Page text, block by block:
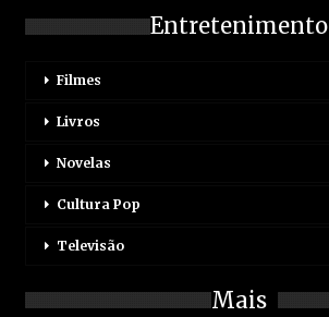
Entretenimento
Filmes
Livros
Novelas
Cultura Pop
Televisão
Mais